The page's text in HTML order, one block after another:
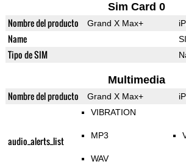
Sim Card 0
Nombre del producto Grand X Max+
Name
Tipo de SIM
Multimedia
Nombre del producto Grand X Max+
audio_alerts_list
VIBRATION
MP3
WAV